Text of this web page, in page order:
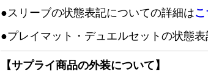
●スリーブの状態表記についての詳細は
●プレイマット・デュエルセットの状態
【サプライ商品の外装について】